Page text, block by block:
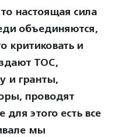
настоящая сила
объединяются,
критиковать и
ТОС,
и гранты,
проводят
для этого есть все
мы